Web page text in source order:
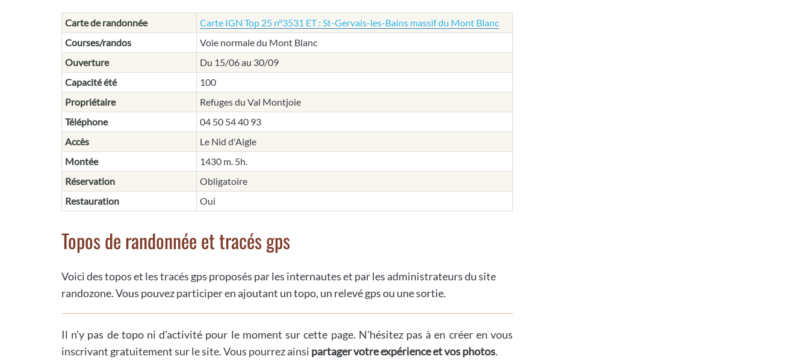
Carte de randonnée
Carte IGN Top 25 n°3531 ET : St-Gervais-les-Bains massif du Mont Blanc
Courses/randos
Voie normale du Mont Blanc
Ouverture
Du 15/06 au 30/09
Capacité été
100
Propriétaire
Refuges du Val Montjoie
Téléphone
04 50 54 40 93
Accès
Le Nid d'Aigle
Montée
1430 m. 5h.
Réservation
Obligatoire
Restauration
Oui
Topos de randonnée et tracés gps
Voici des topos et les tracés gps proposés par les internautes et par les administrateurs du site
randozone. Vous pouvez participer en ajoutant un topo, un relevé gps ou une sortie.
Il n'y pas de topo ni d'activité pour le moment sur cette page. N'hésitez pas à en créer en vous
inscrivant gratuitement sur le site. Vous pourrez ainsi partager votre expérience et vos photos.